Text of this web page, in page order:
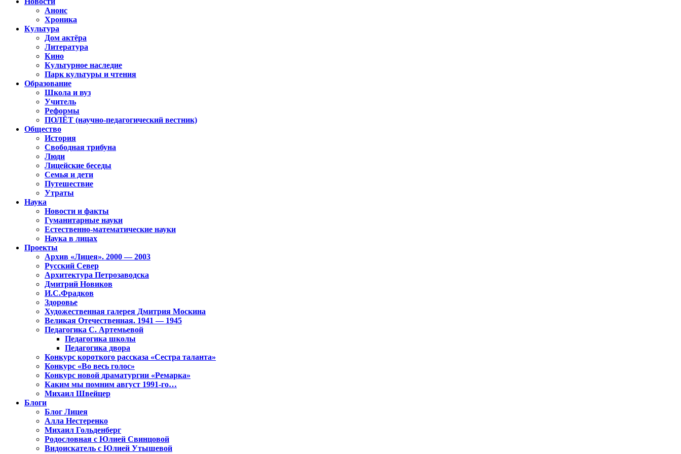
Анонс
Хроника
Культура
Дом актёра
Литература
Кино
Культурное наследие
Парк культуры и чтения
Образование
Школа и вуз
Учитель
Реформы
ПОЛЁТ (научно-педагогический вестник)
Общество
История
Свободная трибуна
Люди
Лицейские беседы
Семья и дети
Путешествие
Утраты
Наука
Новости и факты
Гуманитарные науки
Естественно-математические науки
Наука в лицах
Проекты
Архив «Лицея». 2000 — 2003
Русский Север
Архитектура Петрозаводска
Дмитрий Новиков
И.С.Фрадков
Здоровье
Художественная галерея Дмитрия Москина
Великая Отечественная. 1941 — 1945
Педагогика С. Артемьевой
Педагогика школы
Педагогика двора
Конкурс короткого рассказа «Сестра таланта»
Конкурс «Во весь голос»
Конкурс новой драматургии «Ремарка»
Каким мы помним август 1991-го…
Михаил Швейцер
Блоги
Блог Лицея
Алла Нестеренко
Михаил Гольденберг
Родословная с Юлией Свинцовой
Видоискатель с Юлией Утышевой